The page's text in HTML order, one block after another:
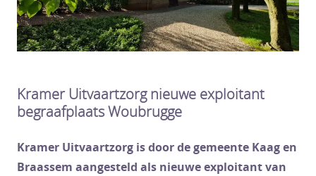
Kramer Uitvaartzorg nieuwe exploitant
begraafplaats Woubrugge
Kramer Uitvaartzorg is door de gemeente Kaag en
Braassem aangesteld als nieuwe exploitant van